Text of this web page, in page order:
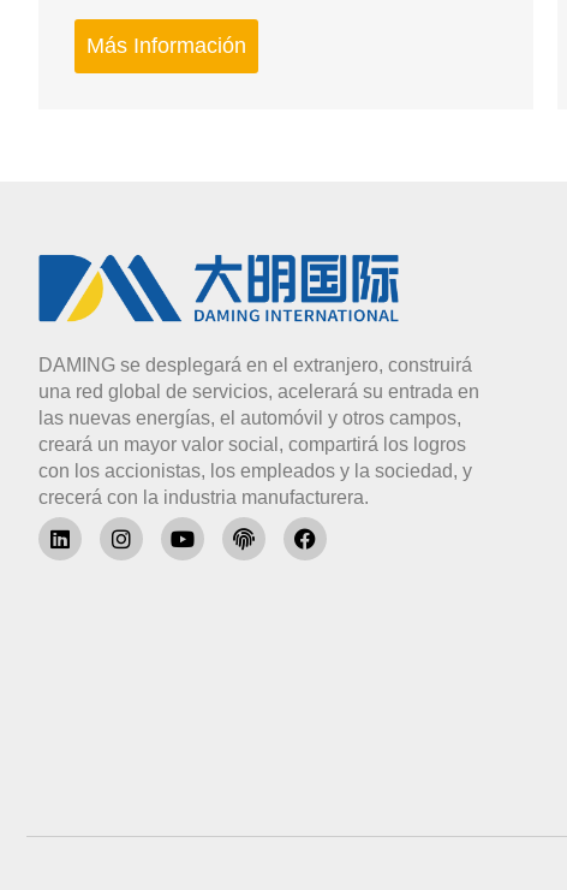
Más Información
DAMING se desplegará en el extranjero, construirá
una red global de servicios, acelerará su entrada en
las nuevas energías, el automóvil y otros campos,
creará un mayor valor social, compartirá los logros
con los accionistas, los empleados y la sociedad, y
crecerá con la industria manufacturera.